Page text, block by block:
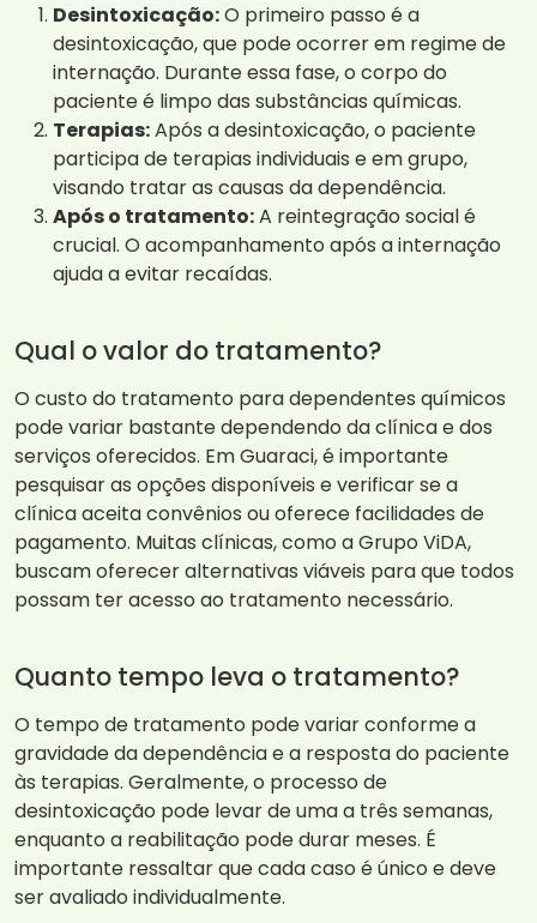
Desintoxicação:O primeiro passo é a
desintoxicação, que pode ocorrer em regime de
internação. Durante essa fase, o corpo do
paciente é limpo das substâncias químicas.
Terapias:Após a desintoxicação, o paciente
participa de terapias individuais e em grupo,
visando tratar as causas da dependência.
Após o tratamento:A reintegração social é
crucial. O acompanhamento após a internação
ajuda a evitar recaídas.
Qual o valor do tratamento?
O custo do tratamento para dependentes químicos
pode variar bastante dependendo da clínica e dos
serviços oferecidos. Em Guaraci, é importante
pesquisar as opções disponíveis e verificar se a
clínica aceita convênios ou oferece facilidades de
pagamento. Muitas clínicas, como a Grupo ViDA,
buscam oferecer alternativas viáveis para que todos
possam ter acesso ao tratamento necessário.
Quanto tempo leva o tratamento?
O tempo de tratamento pode variar conforme a
gravidade da dependência e a resposta do paciente
às terapias. Geralmente, o processo de
desintoxicação pode levar de uma a três semanas,
enquanto a reabilitação pode durar meses. É
importante ressaltar que cada caso é único e deve
ser avaliado individualmente.